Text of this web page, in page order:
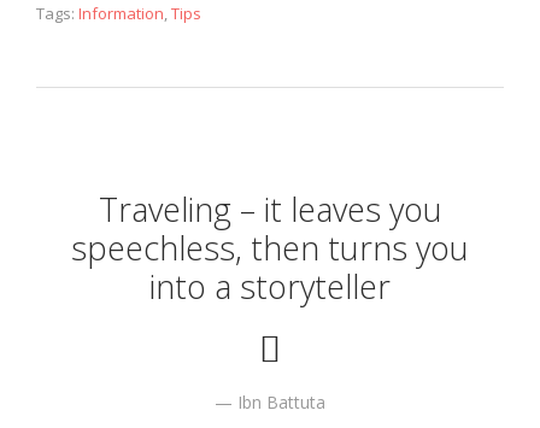
Tags: Information,Tips
Traveling – it leaves you
speechless, then turns you
into a storyteller
Ibn Battuta